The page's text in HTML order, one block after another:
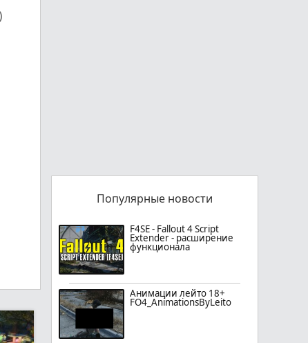
Популярные новости
F4SE - Fallout 4 Script
Extender - расширение
функционала
Анимации лейто 18+
FO4_AnimationsByLeito